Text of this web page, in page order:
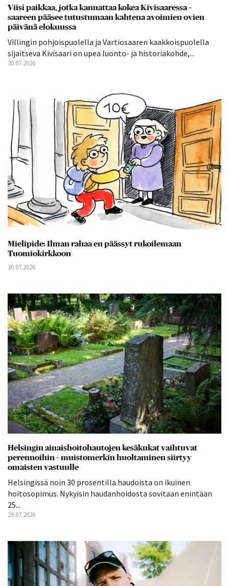
Viisi paikkaa, jotka kannattaa kokea Kivisaaressa –
saareen pääsee tutustumaan kahtena avoimien ovien
päivänä elokuussa
Villingin pohjoispuolella ja Vartiosaaren kaakkoispuolella
sijaitseva Kivisaari on upea luonto- ja historiakohde,...
30.07.2026
Mielipide: Ilman rahaa en päässyt rukoilemaan
Tuomiokirkkoon
30.07.2026
Helsingin ainaishoitohautojen kesäkukat vaihtuvat
perennoihin – muistomerkin huoltaminen siirtyy
omaisten vastuulle
Helsingissä noin 30 prosentilla haudoista on ikuinen
hoitosopimus. Nykyisin haudanhoidosta sovitaan enintään
25...
29.07.2026